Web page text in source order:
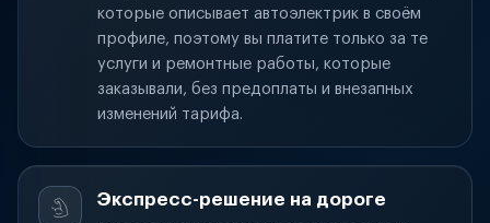
которые описывает автоэлектрик в своём
профиле, поэтому вы платите только за те
услуги и ремонтные работы, которые
заказывали, без предоплаты и внезапных
изменений тарифа.
Экспресс-решение на дороге